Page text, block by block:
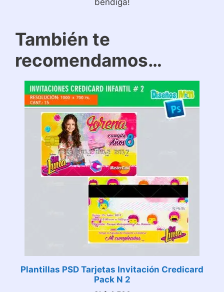
También te
recomendamos…
Plantillas PSD Tarjetas Invitación Credicard
Pack N 2